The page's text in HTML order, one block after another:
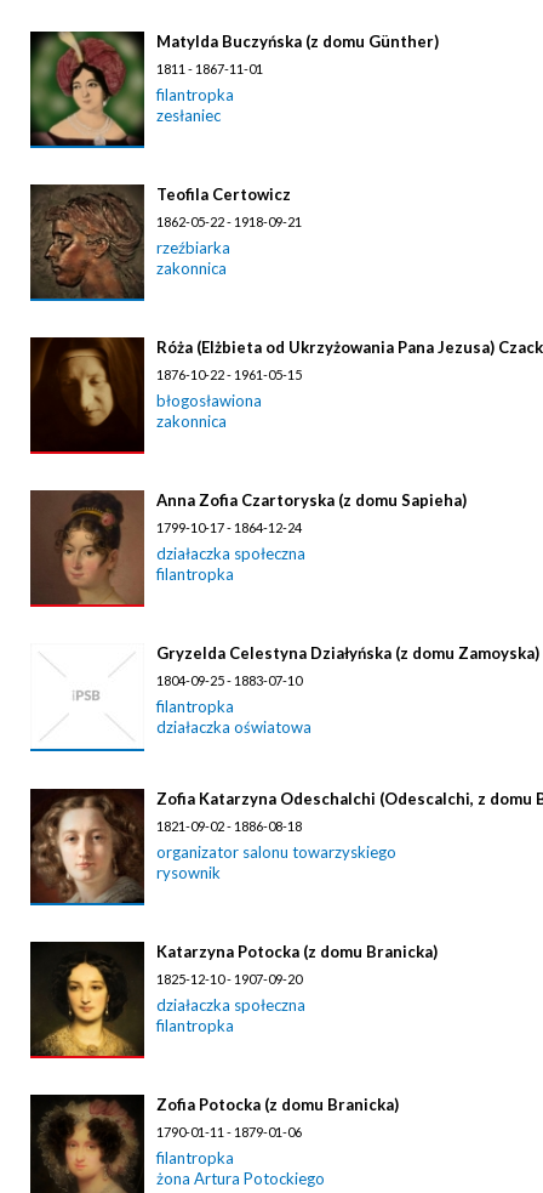
Matylda Buczyńska (z domu Günther)
1811 - 1867-11-01
filantropka
zesłaniec
Teofila Certowicz
1862-05-22 - 1918-09-21
rzeźbiarka
zakonnica
Róża (Elżbieta od Ukrzyżowania Pana Jezusa)
1876-10-22 - 1961-05-15
błogosławiona
zakonnica
Anna Zofia Czartoryska (z domu Sapieha)
1799-10-17 - 1864-12-24
działaczka społeczna
filantropka
Gryzelda Celestyna Działyńska (z domu Zamoyska)
1804-09-25 - 1883-07-10
filantropka
działaczka oświatowa
Zofia Katarzyna Odeschalchi (Odescalchi, z domu
1821-09-02 - 1886-08-18
organizator salonu towarzyskiego
rysownik
Katarzyna Potocka (z domu Branicka)
1825-12-10 - 1907-09-20
działaczka społeczna
filantropka
Zofia Potocka (z domu Branicka)
1790-01-11 - 1879-01-06
filantropka
żona Artura Potockiego